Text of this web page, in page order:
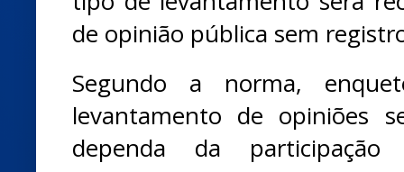
de opinião pública sem
Segundo a norma,
levantamento de opiniões
dependa da